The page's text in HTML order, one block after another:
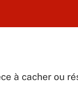
à cacher ou